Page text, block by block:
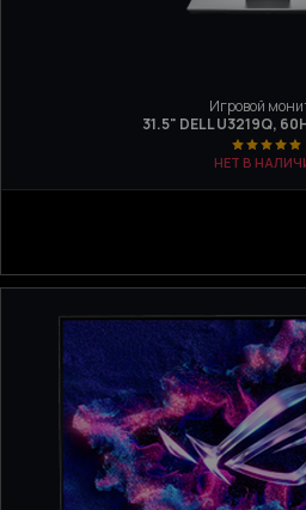
Игровой
31.5" DELL U3219Q,
НЕТ В